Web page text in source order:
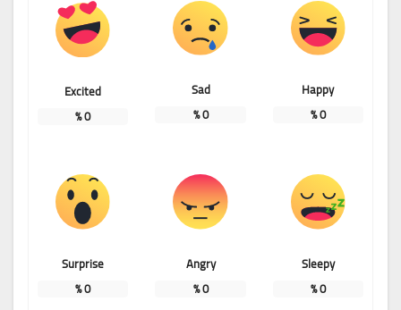
Happy
0
%
Sad
0
%
Excited
0
%
Sleepy
0
%
Angry
0
%
Surprise
0
%